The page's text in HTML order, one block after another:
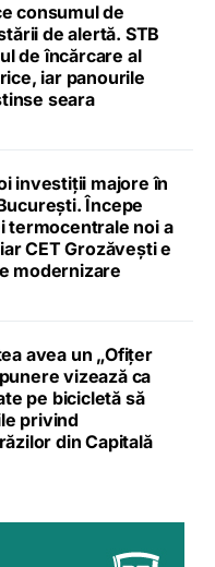
consumul de
de alertă. STB
de încărcare al
iar panourile
seara
investiții majore în
Începe
CET Grozăvești e
modernizare
avea un „Ofițer
vizează ca
pe bicicletă să
privind
din Capitală